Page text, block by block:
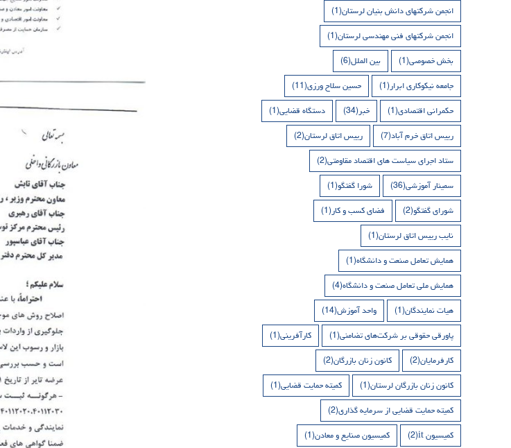
انجمن شرکتهای دانش بنیان لرستان(1)
انجمن شرکتهای فنی مهندسی لرستان(1)
بخش خصوصی(1) بین الملل(6)
جامعه نیکوکاری ابرار(1) حسین سلاح ورزی(11)
حکمرانی اقتصادی(1) خبر(34) دستگاه قضایی(1)
رییس اتاق خرم آباد(7) رییس اتاق لرستان(2)
ستاد اجرای سیاست های اقتصاد مقاومتی(2)
سمینار آموزشی(36) شورا گفتگو(1)
شورای گفتگو(2) فضای کسب و کار(1)
نایب رییس اتاق لرستان(1)
همایش تعامل صنعت و دانشگاه(1)
همایش ملی تعامل صنعت و دانشگاه(4)
هیات نمایندگان(1) واحد آموزش(14)
پاورقی حقوقی بر شرکت‌های تضامنی(1) کارآفرینی(1)
کارفرمایان(2) کانون زنان بازرگان(2)
کانون زنان بازرگان لرستان(1) کمیته حمایت قضایی(1)
کمیته حمایت قضایی از سرمایه گذاری(2)
کمیسیون it (2) کمیسیون صنایع و معادن(1)